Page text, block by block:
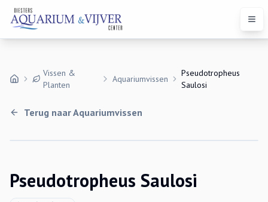
Vissen &
Planten
Aquariumvissen
Pseudotropheus
Saulosi
Terug naarAquariumvissen
Pseudotropheus Saulosi